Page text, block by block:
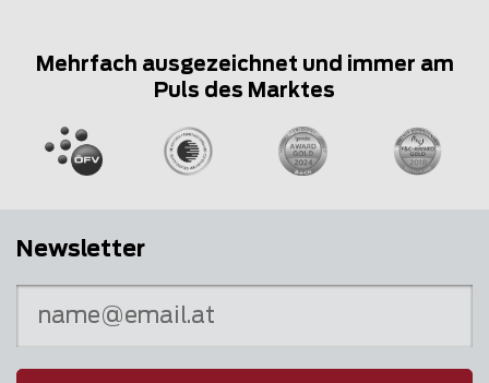
Mehrfach ausgezeichnet und immer am
Puls des Marktes
Newsletter